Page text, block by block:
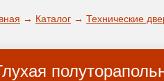
→ Каталог → Технические